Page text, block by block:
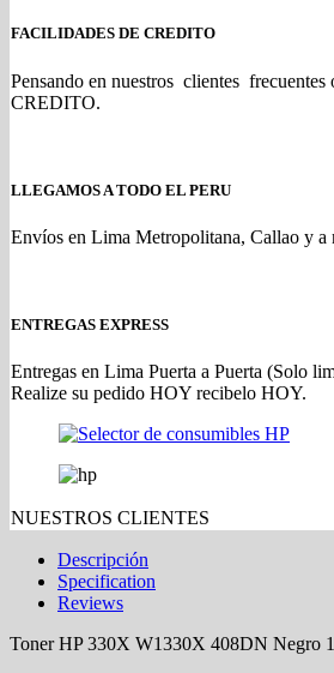
FACILIDADES DE CREDITO
Pensando en nuestros clientes
CREDITO.
LLEGAMOS A TODO EL PERU
Envíos en Lima Metropolitana, Callao y a
ENTREGAS EXPRESS
Entregas en Lima Puerta a Puerta (Solo
Realize su pedido HOY recibelo HOY.
NUESTROS CLIENTES
Descripción
Specification
Reviews
Toner HP 330X W1330X 408DN Negro